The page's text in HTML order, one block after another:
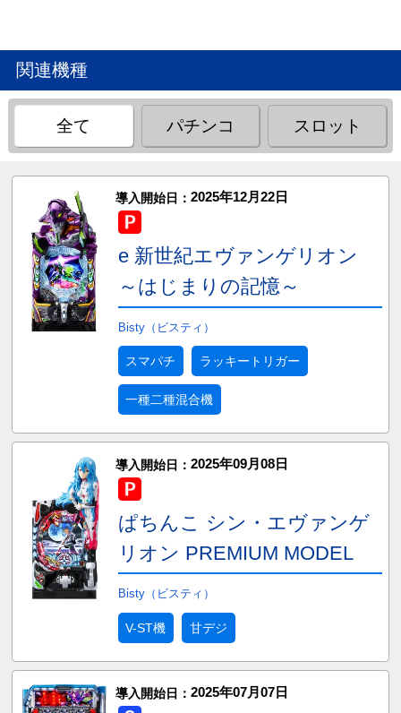
関連機種
全て パチンコ スロット
導入開始日： 2025年12月22日
e 新世紀エヴァンゲリオン
～はじまりの記憶～
Bisty（ビスティ）
スマパチ ラッキートリガー
一種二種混合機
導入開始日： 2025年09月08日
ぱちんこ シン・エヴァンゲ
リオン PREMIUM MODEL
Bisty（ビスティ）
V-ST機 甘デジ
導入開始日： 2025年07月07日